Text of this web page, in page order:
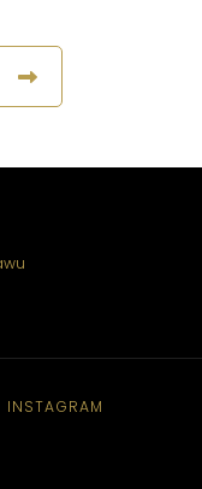
INSTAGRAM